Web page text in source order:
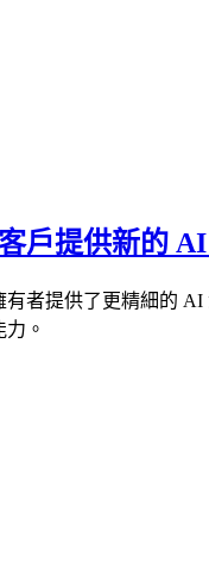
戶提供新的
者提供了更精細的
。